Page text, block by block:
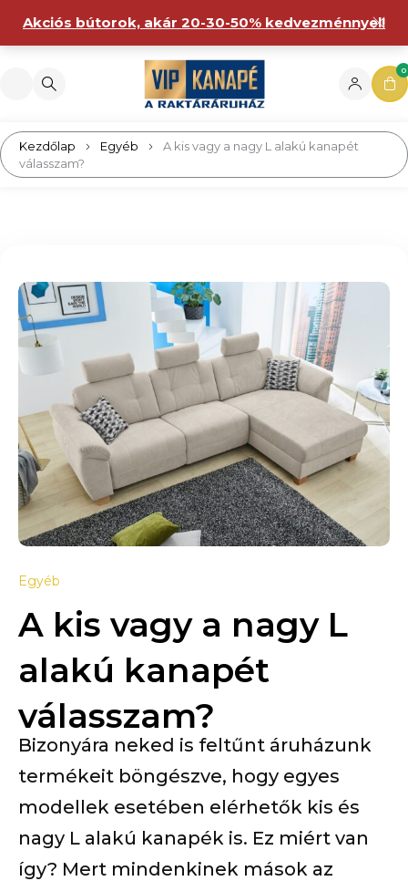
Akciós bútorok, akár 20-30-50% kedvezménnyel!
0
Kezdőlap Egyéb
A kis vagy a nagy L alakú kanapét
válasszam?
Egyéb
A kis vagy a nagy L
alakú kanapét
válasszam?
Bizonyára neked is feltűnt áruházunk
termékeit böngészve, hogy egyes
modellek esetében elérhetők kis és
nagy L alakú kanapék is. Ez miért van
így? Mert mindenkinek mások az